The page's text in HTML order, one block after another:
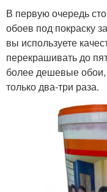
В первую очередь
обоев под покраску
вы используете
перекрашивать до
более дешевые
только два-три раза.